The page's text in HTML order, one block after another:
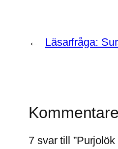
← Läsarfråga:
7 svar till ”Purjolök